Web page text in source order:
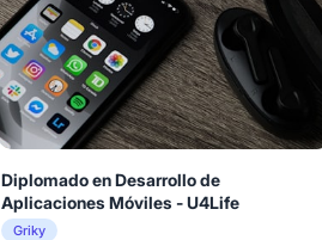
Diplomado en Desarrollo de
Aplicaciones Móviles - U4Life
Griky